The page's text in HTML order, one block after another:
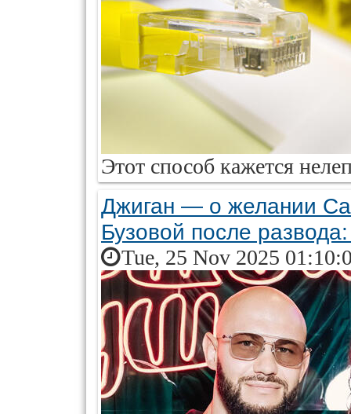
Этот способ кажется
Джиган — о желании
Бузовой после
Tue, 25 Nov 2025